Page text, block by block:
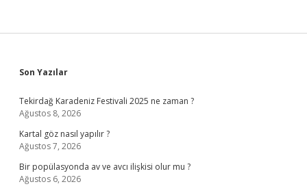
Sidebar
Son Yazılar
Tekirdağ Karadeniz Festivali 2025 ne zaman ?
Ağustos 8, 2026
Kartal göz nasıl yapılır ?
Ağustos 7, 2026
Bir popülasyonda av ve avcı ilişkisi olur mu ?
Ağustos 6, 2026